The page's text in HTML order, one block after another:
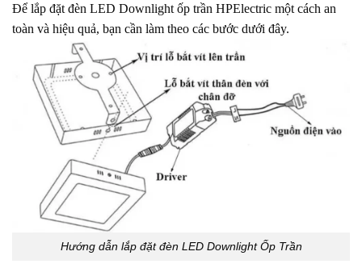
Để lắp đặt đèn LED Downlight ốp trần HPElectric một cách an
toàn và hiệu quả, bạn cần làm theo các bước dưới đây.
Hướng dẫn lắp đặt đèn LED Downlight Ốp Trần